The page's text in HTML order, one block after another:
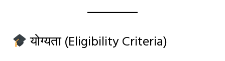
योग्यता (Eligibility Criteria)